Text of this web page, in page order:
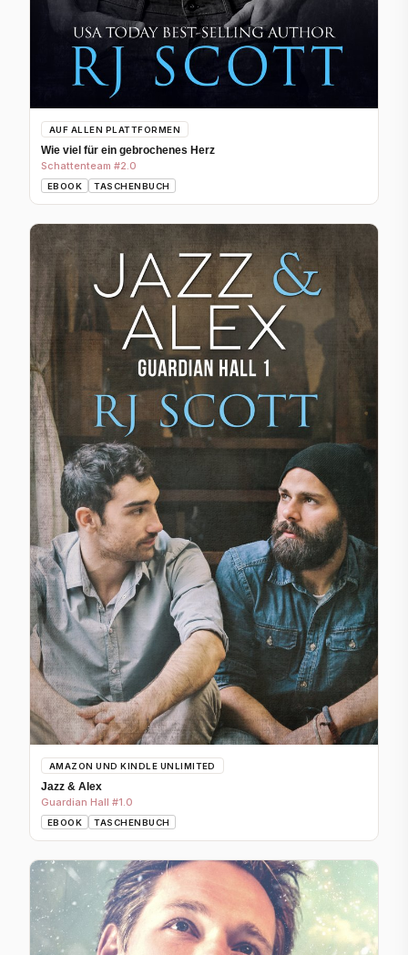
AUF ALLEN PLATTFORMEN
Wie viel für ein gebrochenes Herz
Schattenteam #2.0
EBOOK TASCHENBUCH
AMAZON UND KINDLE UNLIMITED
Jazz & Alex
Guardian Hall #1.0
EBOOK TASCHENBUCH